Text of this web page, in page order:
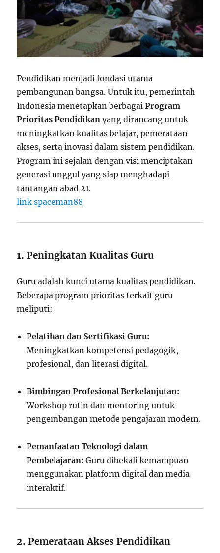
Pendidikan menjadi fondasi utama
pembangunan bangsa. Untuk itu, pemerintah
Indonesia menetapkan berbagaiProgram
Prioritas Pendidikan yang dirancang untuk
meningkatkan kualitas belajar, pemerataan
akses, serta inovasi dalam sistem pendidikan.
Program ini sejalan dengan visi menciptakan
generasi unggul yang siap menghadapi
tantangan abad 21.
link spaceman88
1.Peningkatan Kualitas Guru
Guru adalah kunci utama kualitas pendidikan.
Beberapa program prioritas terkait guru
meliputi:
Pelatihan dan Sertifikasi Guru:
Meningkatkan kompetensi pedagogik,
profesional, dan literasi digital.
Bimbingan Profesional Berkelanjutan:
Workshop rutin dan mentoring untuk
pengembangan metode pengajaran modern.
Pemanfaatan Teknologi dalam
Pembelajaran: Guru dibekali kemampuan
menggunakan platform digital dan media
interaktif.
2.Pemerataan Akses Pendidikan